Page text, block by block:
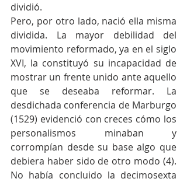
dividió.
Pero, por otro lado, nació ella misma
dividida. La mayor debilidad del
movimiento reformado, ya en el siglo
XVI, la constituyó su incapacidad de
mostrar un frente unido ante aquello
que se deseaba reformar. La
desdichada conferencia de Marburgo
(1529) evidenció con creces cómo los
personalismos minaban y
corrompían desde su base algo que
debiera haber sido de otro modo (4).
No había concluido la decimosexta